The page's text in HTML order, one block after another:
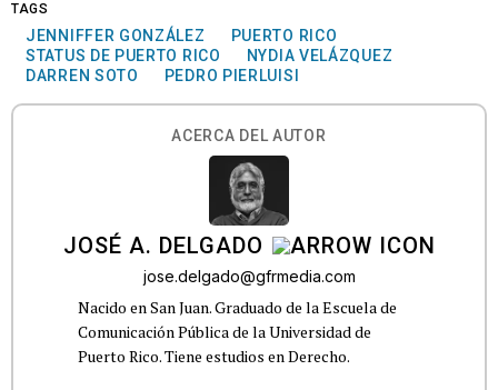
TAGS
JENNIFFER GONZÁLEZ
PUERTO RICO
STATUS DE PUERTO RICO
NYDIA VELÁZQUEZ
DARREN SOTO
PEDRO PIERLUISI
ACERCA DEL AUTOR
JOSÉ A. DELGADO
jose.delgado@gfrmedia.com
Nacido en San Juan. Graduado de la Escuela de
Comunicación Pública de la Universidad de
Puerto Rico. Tiene estudios en Derecho.